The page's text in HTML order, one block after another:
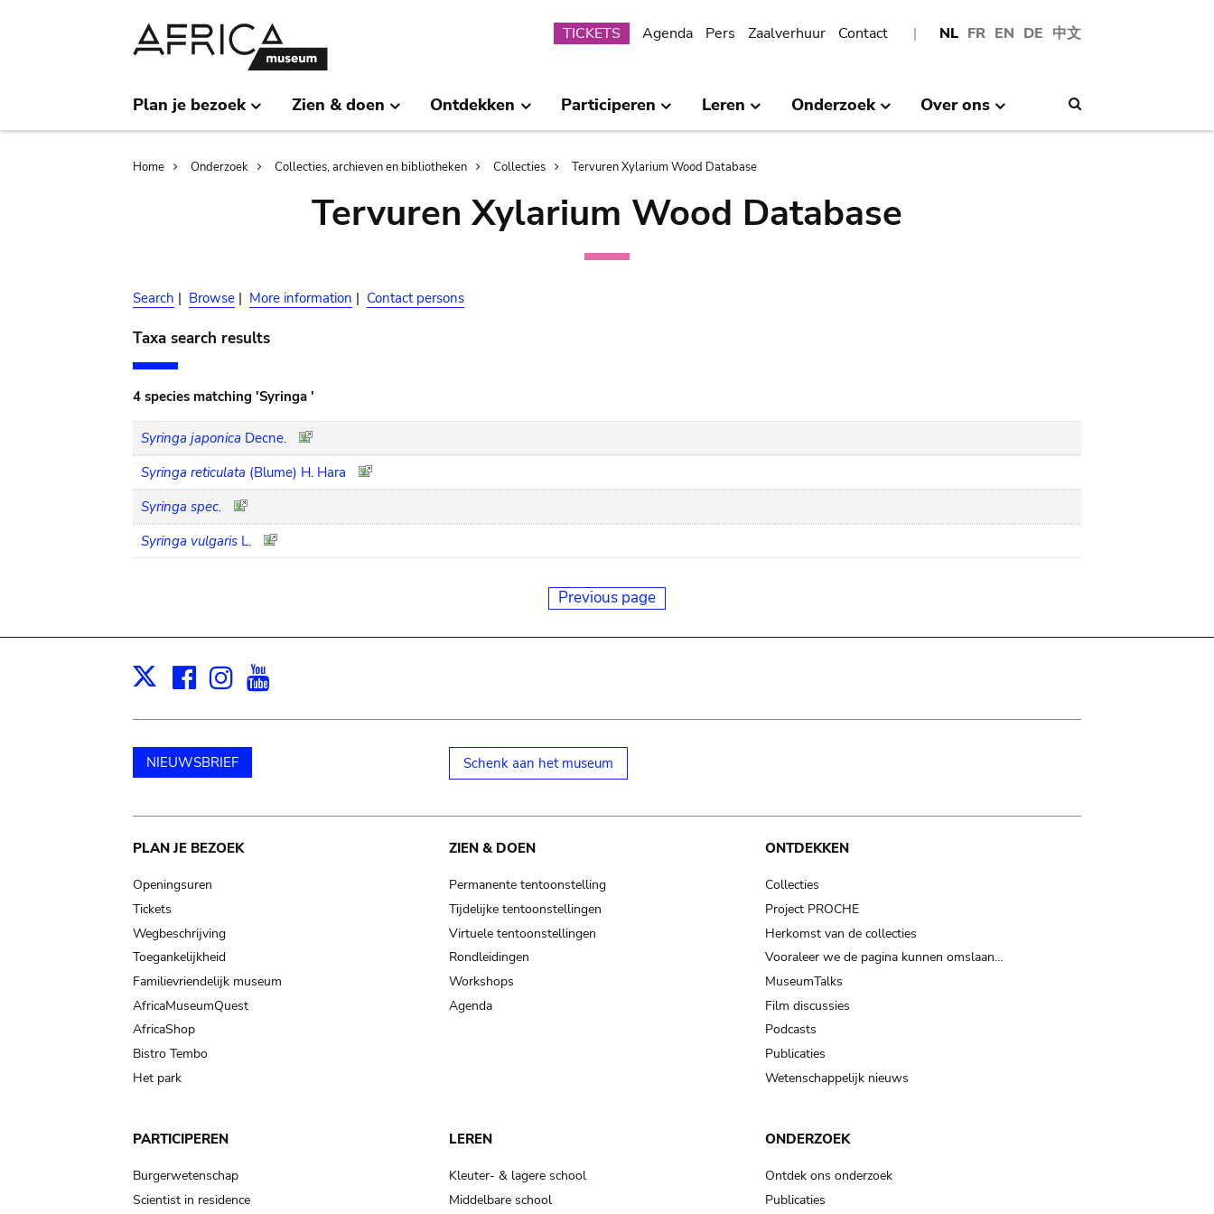
NL FR EN DE 中文
Submenu
TICKETS Agenda Pers Zaalverhuur Contact
Plan je bezoek Zien & doen Ontdekken Participeren Leren Onderzoek Over ons
Breadcrumb
Home Onderzoek Collecties, archieven en bibliotheken Collecties Tervuren Xylarium Wood Database
Tervuren Xylarium Wood Database
Search | Browse | More information | Contact persons
Taxa search results
4 species matching 'Syringa '
Syringa japonica Decne.
Syringa reticulata (Blume) H. Hara
Syringa spec.
Syringa vulgaris L.
Previous page
X Facebook
Instagram
NIEUWSBRIEF Schenk aan het museum
Main
navigation
PLAN JE BEZOEK
Openingsuren
Tickets
Wegbeschrijving
Toegankelijkheid
Familievriendelijk museum
AfricaMuseumQuest
AfricaShop
Bistro Tembo
Het park
ZIEN & DOEN
Permanente tentoonstelling
Tijdelijke tentoonstellingen
Virtuele tentoonstellingen
Rondleidingen
Workshops
Agenda
ONTDEKKEN
Collecties
Project PROCHE
Herkomst van de collecties
Vooraleer we de pagina kunnen omslaan…
MuseumTalks
Film discussies
Podcasts
Publicaties
Wetenschappelijk nieuws
PARTICIPEREN
Burgerwetenschap
Scientist in residence
LEREN
Kleuter- & lagere school
Middelbare school
ONDERZOEK
Ontdek ons onderzoek
Publicaties